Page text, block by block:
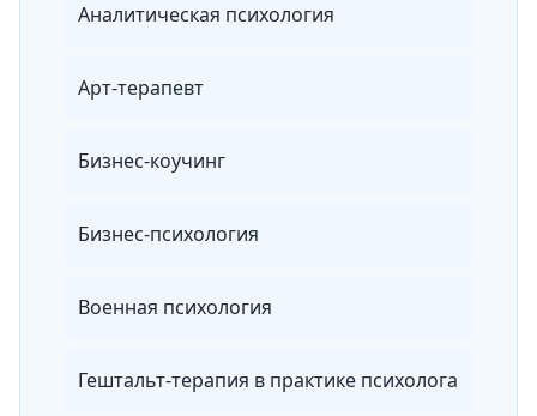
Аналитическая психология
Арт-терапевт
Бизнес-коучинг
Бизнес-психология
Военная психология
Гештальт-терапия в практике психолога